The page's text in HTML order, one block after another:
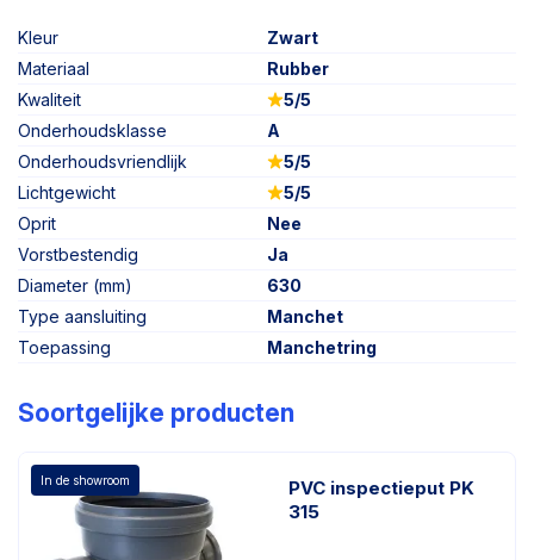
Kleur
Zwart
Materiaal
Rubber
Kwaliteit
5/5
Onderhoudsklasse
A
Onderhoudsvriendlijk
5/5
Lichtgewicht
5/5
Oprit
Nee
Vorstbestendig
Ja
Diameter (mm)
630
Type aansluiting
Manchet
Toepassing
Manchetring
Soortgelijke producten
In de showroom
PVC inspectieput PK
315